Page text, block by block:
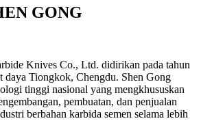
GONG
Knives Co., Ltd. didirikan pada tahun
daya Tiongkok, Chengdu. Shen Gong
tinggi nasional yang mengkhususkan
pembuatan, dan penjualan
berbahan karbida semen selama lebih